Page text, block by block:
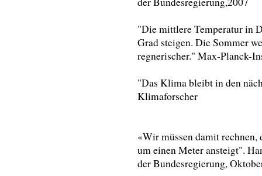
"Die mittlere Temperatur in
Grad steigen. Die Sommer
regnerischer." Max-Planck-
"Das Klima bleibt in den
Klimaforscher
«Wir müssen damit rechnen,
um einen Meter ansteigt".
der Bundesregierung,